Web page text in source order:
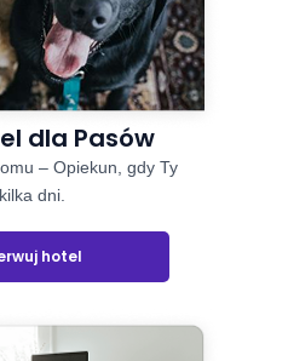
dla Pasów
– Opiekun, gdy Ty
dni.
hotel